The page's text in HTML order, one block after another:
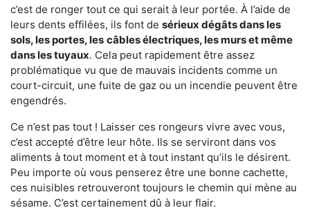
c’est de ronger tout ce qui serait à leur portée. À l’aide de
leurs dents effilées, ils font de sérieux dégâts dans les
sols, les portes, les câbles électriques, les murs et même
dans les tuyaux. Cela peut rapidement être assez
problématique vu que de mauvais incidents comme un
court-circuit, une fuite de gaz ou un incendie peuvent être
engendrés.
Ce n’est pas tout ! Laisser ces rongeurs vivre avec vous,
c’est accepté d’être leur hôte. Ils se serviront dans vos
aliments à tout moment et à tout instant qu’ils le désirent.
Peu importe où vous penserez être une bonne cachette,
ces nuisibles retrouveront toujours le chemin qui mène au
sésame. C’est certainement dû à leur flair.